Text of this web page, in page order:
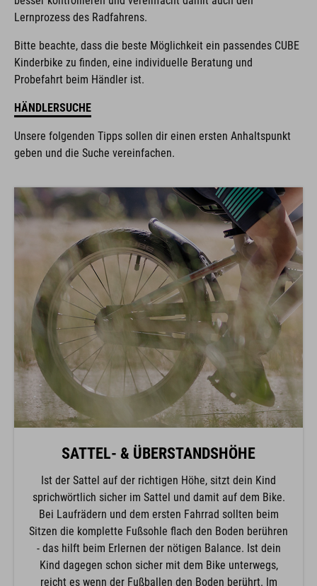
Lernprozess des Radfahrens.
Bitte beachte, dass die beste Möglichkeit ein passendes CUBE
Kinderbike zu finden, eine individuelle Beratung und
Probefahrt beim Händler ist.
HÄNDLERSUCHE
Unsere folgenden Tipps sollen dir einen ersten Anhaltspunkt
geben und die Suche vereinfachen.
SATTEL- & ÜBERSTANDSHÖHE
Ist der Sattel auf der richtigen Höhe, sitzt dein Kind
sprichwörtlich sicher im Sattel und damit auf dem Bike.
Bei Laufrädern und dem ersten Fahrrad sollten beim
Sitzen die komplette Fußsohle flach den Boden berühren
- das hilft beim Erlernen der nötigen Balance. Ist dein
Kind dagegen schon sicher mit dem Bike unterwegs,
reicht es wenn der Fußballen den Boden berührt. Im